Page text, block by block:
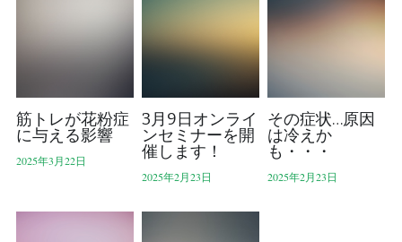
筋トレが花粉症
に与える影響
2025年3月22日
3月9日オンライ
ンセミナーを開
催します！
2025年2月23日
その症状…原因
は冷えか
も・・・
2025年2月23日